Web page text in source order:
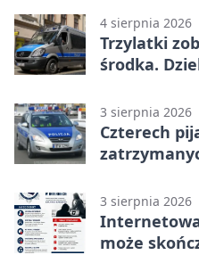
4 sierpnia 2026
Trzylatki
środka.
3 sierpnia 2026
Czterech
3 sierpnia 2026
może